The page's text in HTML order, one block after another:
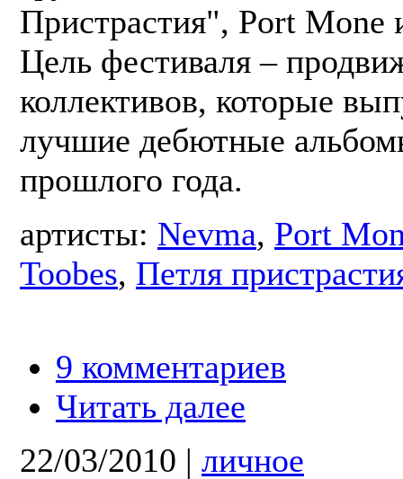
Пристрастия", Port Mone
Цель фестиваля –
коллективов, которые
лучшие дебютные
прошлого года.
артисты: Nevma, Port
Toobes, Петля
9 комментариев
Читать далее
22/03/2010 | личное